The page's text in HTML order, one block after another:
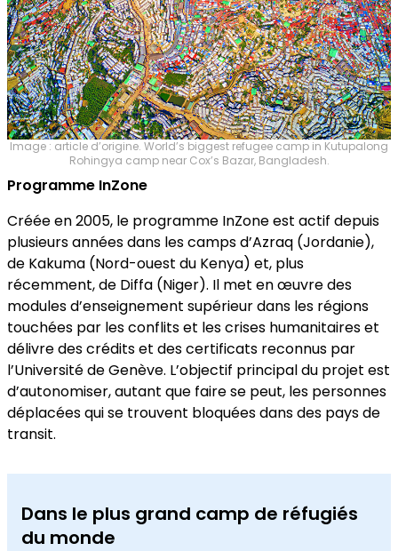
Image : article d’origine. World’s biggest refugee camp in Kutupalong
Rohingya camp near Cox’s Bazar, Bangladesh.
Programme InZone
Créée en 2005, le programme InZone est actif depuis
plusieurs années dans les camps d’Azraq (Jordanie),
de Kakuma (Nord-ouest du Kenya) et, plus
récemment, de Diffa (Niger). Il met en œuvre des
modules d’enseignement supérieur dans les régions
touchées par les conflits et les crises humanitaires et
délivre des crédits et des certificats reconnus par
l’Université de Genève. L’objectif principal du projet est
d’autonomiser, autant que faire se peut, les personnes
déplacées qui se trouvent bloquées dans des pays de
transit.
Dans le plus grand camp de réfugiés
du monde